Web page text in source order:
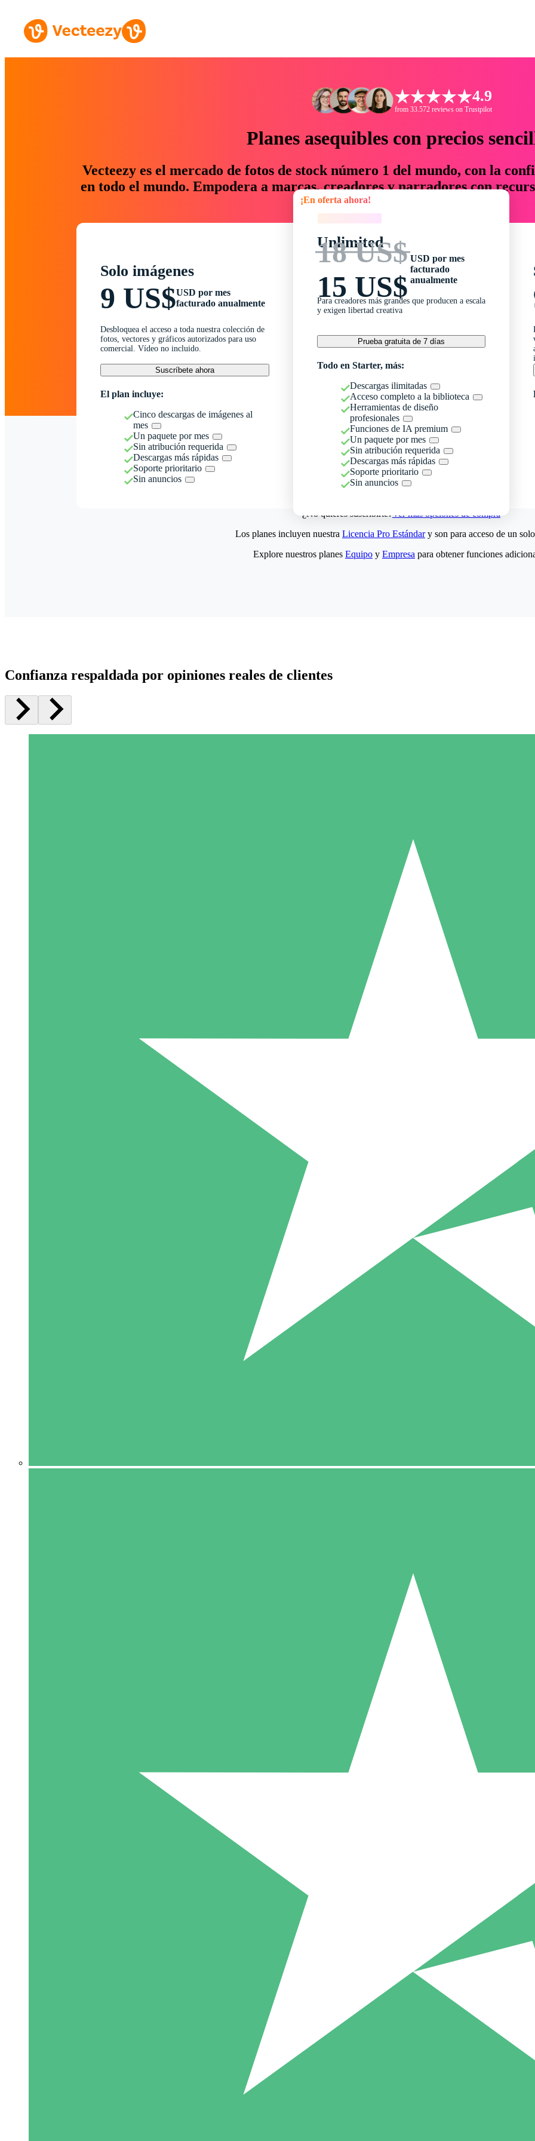
4.9
from 33.572 reviews on Trustpilot
Planes asequibles con precios
Vecteezy es el mercado de fotos de stock número 1 del mundo, con la
en todo el mundo. Empodera a marcas, creadores y narradores con
un 76 % en tiempo y presupuesto.
Solo imágenes
9 US$USD por mes
facturado anualmente
Desbloquea el acceso a toda nuestra colección de
fotos, vectores y gráficos autorizados para uso
comercial. Vídeo no incluido.
Suscríbete ahora
El plan incluye:
Cinco descargas de imágenes al
mes
Un paquete por mes
Sin atribución requerida
Descargas más rápidas
Soporte prioritario
Sin anuncios
¡En oferta ahora!
Unlimited
18 US$
15 US$
USD por mes
facturado
anualmente
Para creadores más grandes que producen a escala
y exigen libertad creativa
Prueba gratuita de 7 días
Todo en Starter, más:
Descargas ilimitadas
Acceso completo a la biblioteca
Herramientas de diseño
profesionales
Funciones de IA premium
Un paquete por mes
Sin atribución requerida
Descargas más rápidas
Soporte prioritario
Sin anuncios
¿No quieres suscribirte?Ver más opciones de compra
5 Descargas
15
Los planes incluyen nuestra Licencia Pro Estándary son para acceso de un
Explore nuestros planes Equipo y Empresa para obtener funciones
Confianza respaldada por opiniones reales de clientes